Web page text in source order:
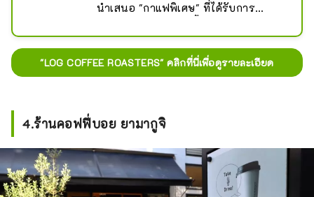
นำเสนอ "กาแฟพิเศษ" ที่ได้รับการ
การจำหน่าย ตั้งอยู่ในย่านช้อปปิ้ง
ใจกลางเมืองยามากุจิ ลูกค้าจำนวนมาก
แวะมาช้อปปิ้งระหว่างทาง คุณจะรับ
"LOG COFFEE ROASTERS" คลิกที่นี่เพื่อดูรายละเอียด
4.ร้านคอฟฟี่บอย ยามากูจิ